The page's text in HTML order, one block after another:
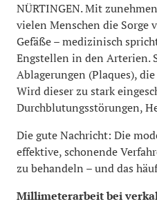
NÜRTINGEN. Mit
vielen Menschen die Sorge
Gefäße – medizinisch
Engstellen in den Arterien.
Ablagerungen (Plaques),
Wird dieser zu stark
Durchblutungsstörungen,
Die gute Nachricht: Die
effektive, schonende
zu behandeln – und das
Millimeterarbeit bei